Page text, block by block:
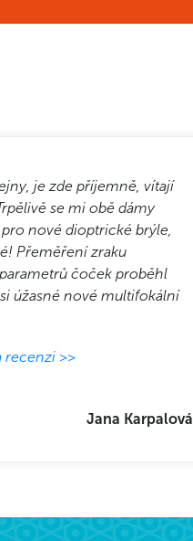
je zde příjemně, vítají
se mi obě dámy
nové dioptrické brýle,
Přeměření zraku
čoček proběhl
úžasné nové multifokální
recenzi >>
Jana Karpalová